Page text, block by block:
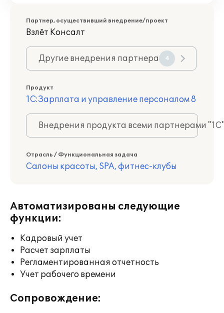
Партнер, осуществивший внедрение/проект
Взлёт Консалт
Другие внедрения партнера 4
Продукт
1С:Зарплата и управление персоналом 8
Внедрения продукта всеми партнерами
Отрасль / Функциональная задача
Салоны красоты, SPA, фитнес-клубы
Автоматизированы следующие
функции:
Кадровый учет
Расчет зарплаты
Регламентированная отчетность
Учет рабочего времени
Сопровождение: